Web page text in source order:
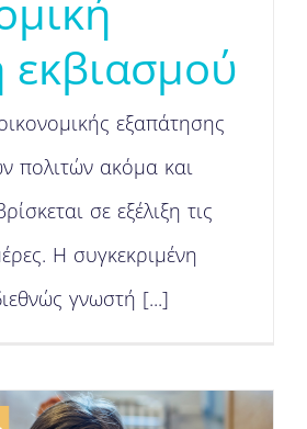
εκβιασμού
εξαπάτησης
πολιτών ακόμα και
σε εξέλιξη τις
Η συγκεκριμένη
γνωστή [...]